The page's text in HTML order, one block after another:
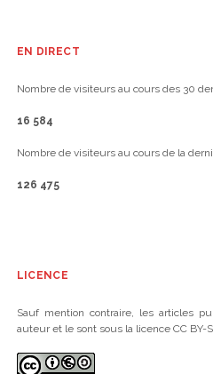
EN DIRECT
Nombre de visiteurs au cours des 30
16 584
Nombre de visiteurs au cours de la
126 475
LICENCE
Sauf mention contraire, les articles
auteur et le sont sous la licence CC BY-